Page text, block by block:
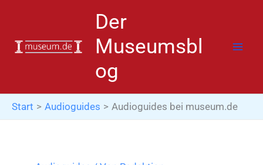
springen
Der
Museumsbl
og
Start Audioguides Audioguides bei museum.de